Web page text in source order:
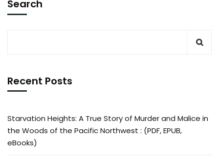
Search
Recent Posts
Starvation Heights: A True Story of Murder and Malice in
the Woods of the Pacific Northwest : (PDF, EPUB,
eBooks)